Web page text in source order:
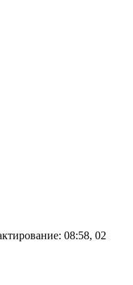
: 08:58, 02